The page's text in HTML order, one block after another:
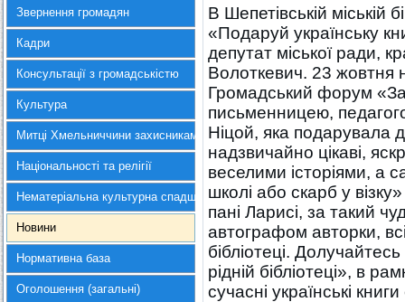
Звернення громадян
Кадри
Консультації з громадськістю
Культура
Митці Хмельниччини захисникам України
Національності та релігії
Нематеріальна культурна спадщина
Новини
Нормативна база
Оголошення (загальні)
В Шепетівській міській
«Подаруй українську
депутат міської ради,
Волоткевич. 23 жовтня
Громадський форум «За
письменницею,
Ніцой, яка подарувала
надзвичайно цікаві,
веселими історіями, а
школі або скарб у
пані Ларисі, за такий
автографом авторки,
бібліотеці.
рідній бібліотеці», в
сучасні українські